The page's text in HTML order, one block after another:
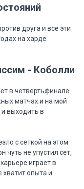
друга и все эти
на харде.
- Коболли
в четвертьфинале
матчах и на мой
выходить в
с сеткой на этом
чуть не упустил сет,
играет в
опыта и